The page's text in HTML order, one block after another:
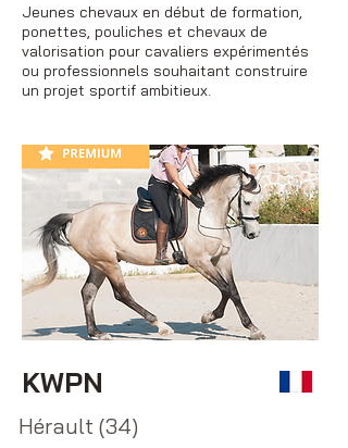
Jeunes chevaux en début de formation,
ponettes, pouliches et chevaux de
valorisation pour cavaliers expérimentés
ou professionnels souhaitant construire
un projet sportif ambitieux.
KWPN
Hérault (34)